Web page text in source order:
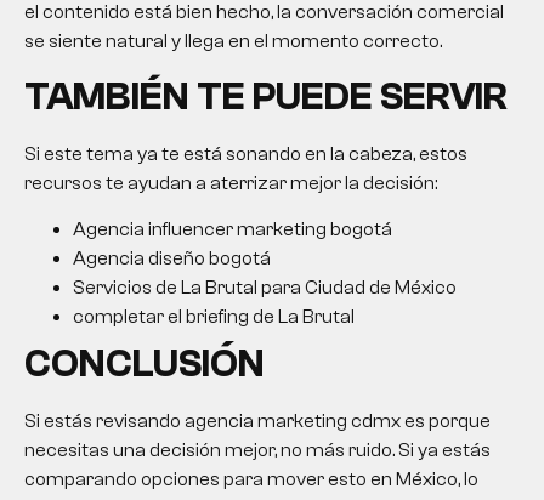
el contenido está bien hecho, la conversación comercial
se siente natural y llega en el momento correcto.
TAMBIÉN TE PUEDE SERVIR
Si este tema ya te está sonando en la cabeza, estos
recursos te ayudan a aterrizar mejor la decisión:
Agencia influencer marketing bogotá
Agencia diseño bogotá
Servicios de La Brutal para Ciudad de México
completar el briefing de La Brutal
CONCLUSIÓN
Si estás revisando agencia marketing cdmx es porque
necesitas una decisión mejor, no más ruido. Si ya estás
comparando opciones para mover esto en México, lo